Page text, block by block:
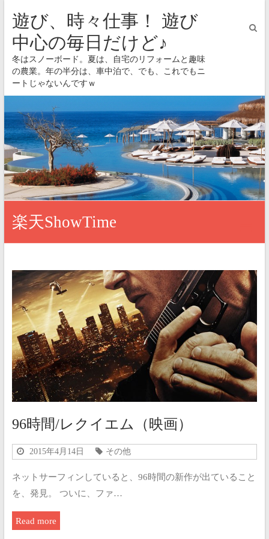
遊び、時々仕事！ 遊び
中心の毎日だけど♪
冬はスノーボード。夏は、自宅のリフォームと趣味
の農業。年の半分は、車中泊で、でも、これでもニ
ートじゃないんですｗ
楽天ShowTime
96時間/レクイエム（映画）
2015年4月14日 その他
ネットサーフィンしていると、96時間の新作が出ていること
を、発見。 ついに、ファ…
Read more